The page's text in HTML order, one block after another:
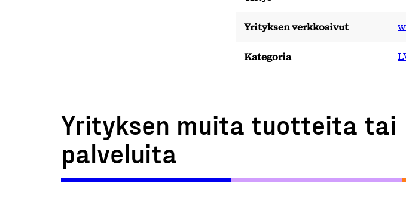
Yrityksen verkkosivut
Kategoria
Yrityksen muita tuotteita tai
palveluita